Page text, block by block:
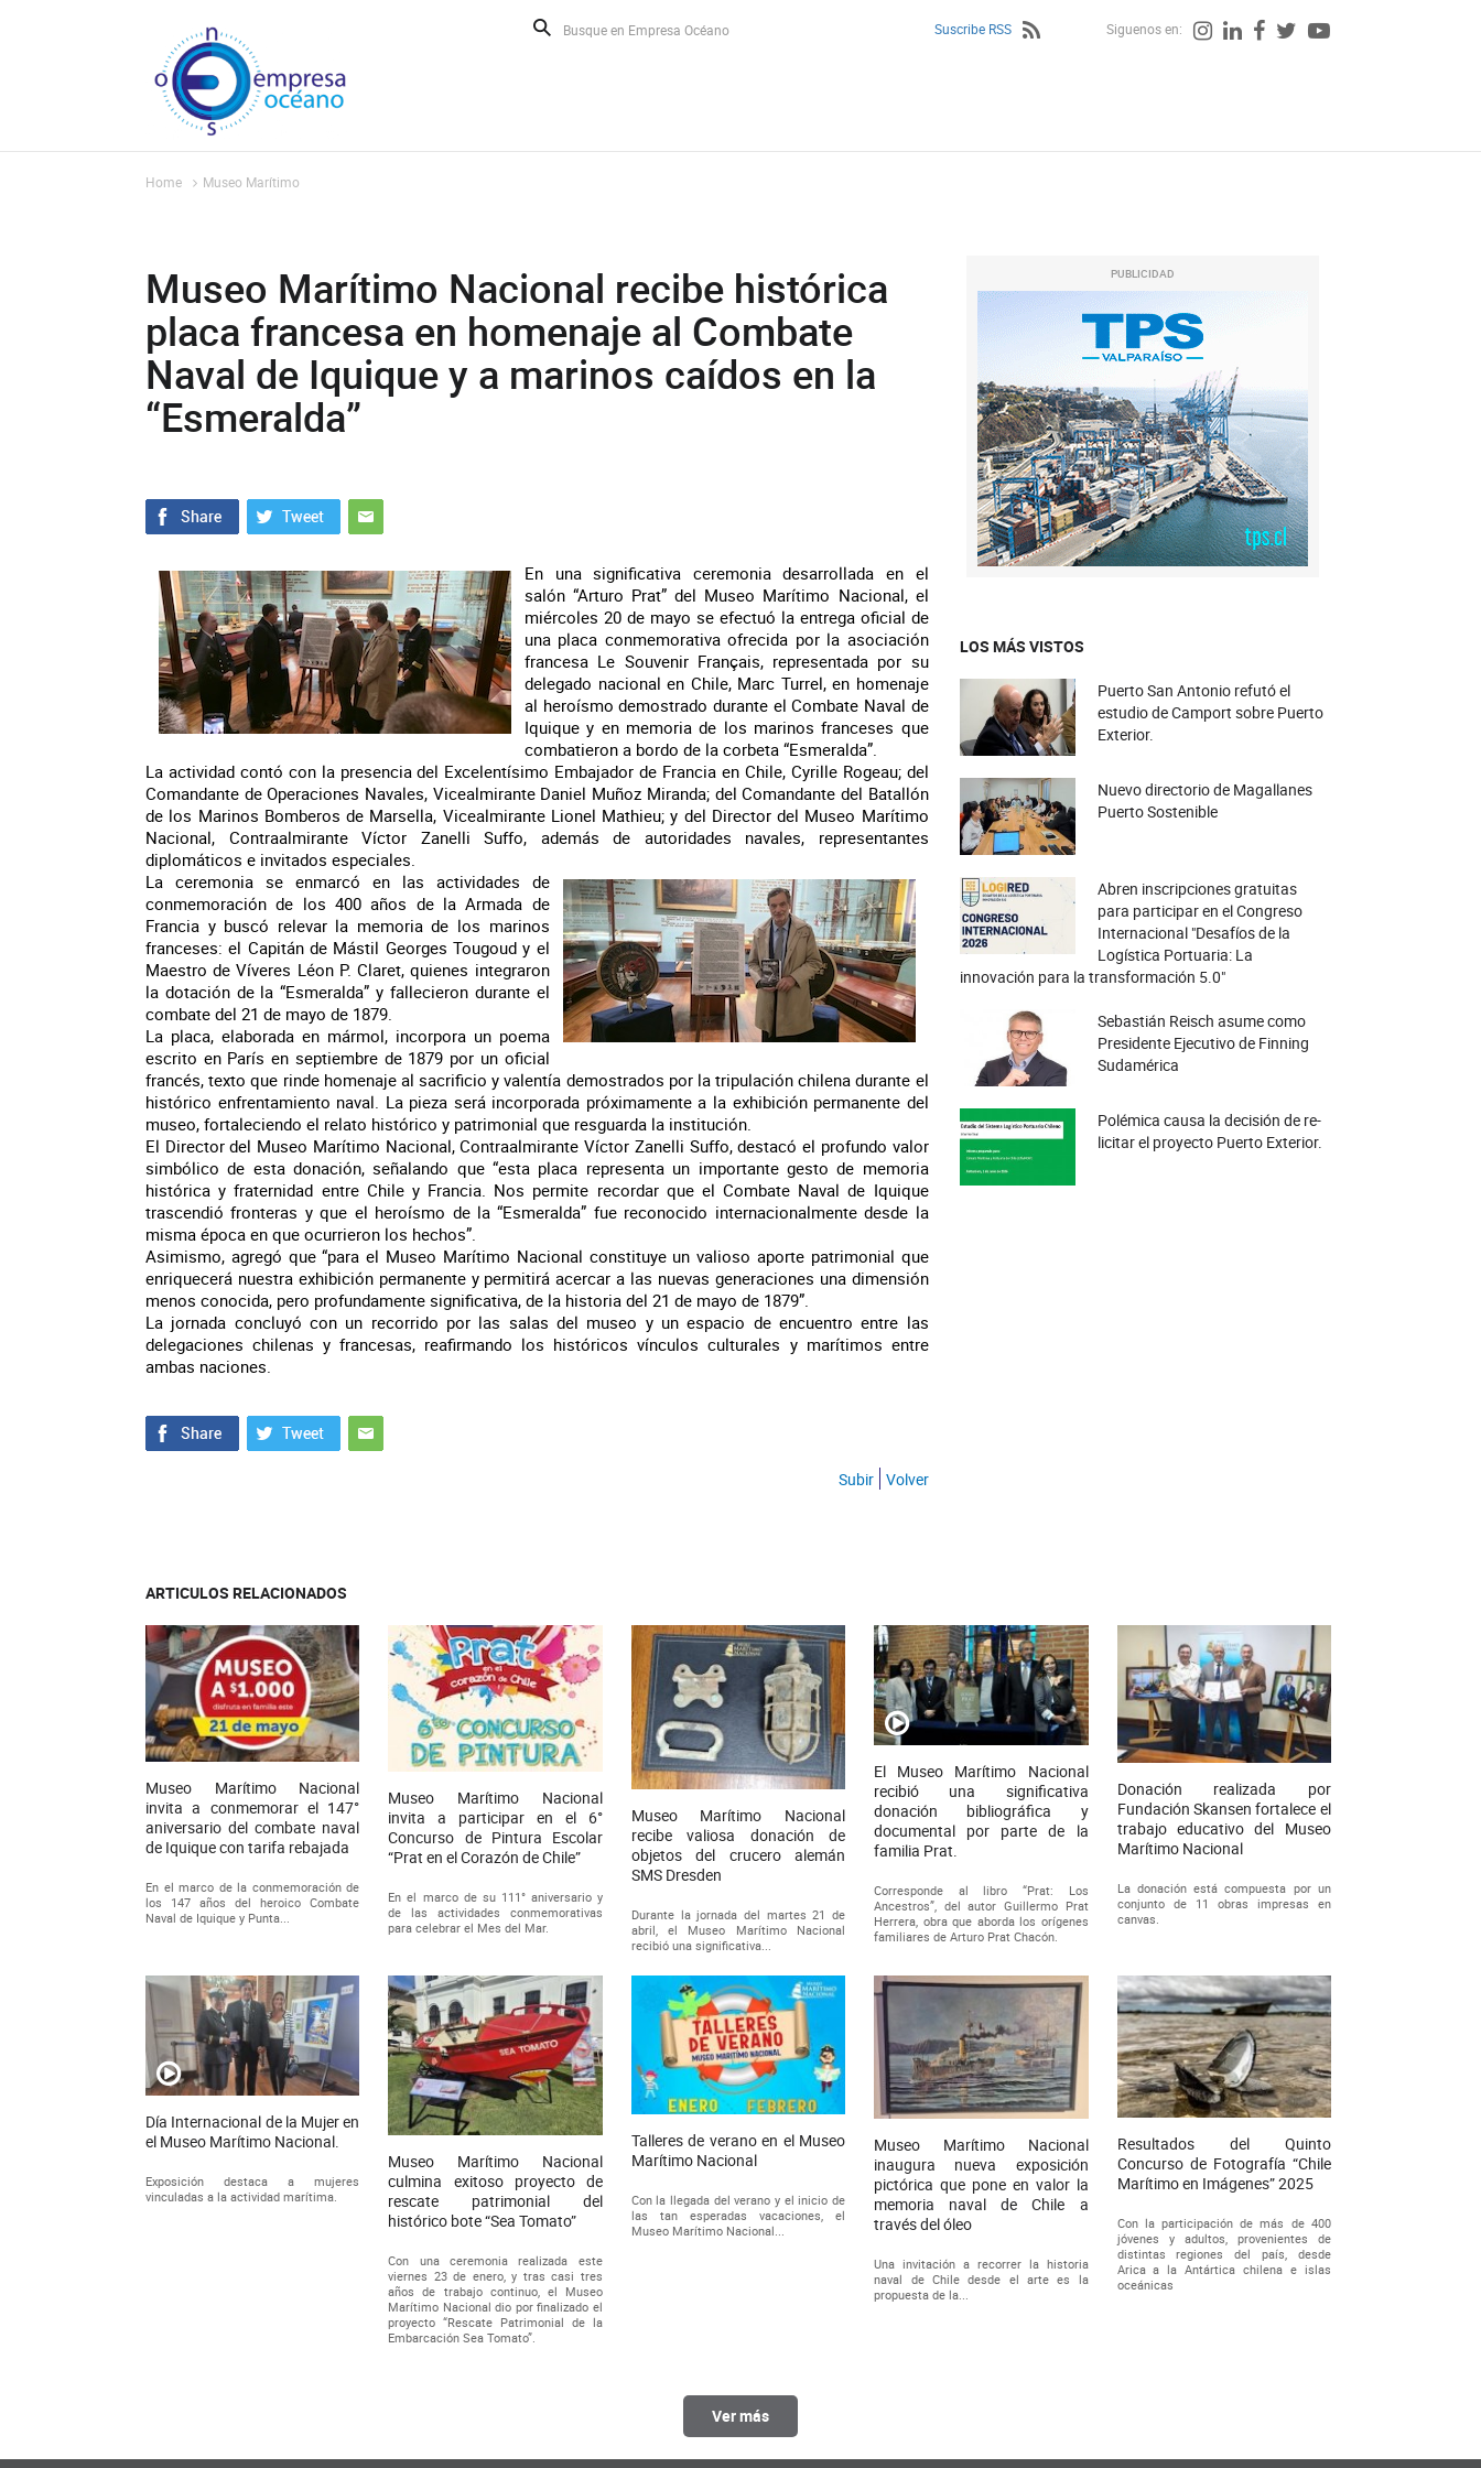
Suscribe RSS Siguenos en:
Home Museo Marítimo
Museo Marítimo Nacional recibe histórica
placa francesa en homenaje al Combate
Naval de Iquique y a marinos caídos en la
“Esmeralda”
En una significativa ceremonia desarrollada en el
salón “Arturo Prat” del Museo Marítimo Nacional, el
miércoles 20 de mayo se efectuó la entrega oficial de
una placa conmemorativa ofrecida por la asociación
francesa Le Souvenir Français, representada por su
delegado nacional en Chile, Marc Turrel, en homenaje
al heroísmo demostrado durante el Combate Naval de
Iquique y en memoria de los marinos franceses que
combatieron a bordo de la corbeta “Esmeralda”.
La actividad contó con la presencia del Excelentísimo Embajador de Francia en Chile, Cyrille Rogeau; del
Comandante de Operaciones Navales, Vicealmirante Daniel Muñoz Miranda; del Comandante del Batallón
de los Marinos Bomberos de Marsella, Vicealmirante Lionel Mathieu; y del Director del Museo Marítimo
Nacional, Contraalmirante Víctor Zanelli Suffo, además de autoridades navales, representantes
diplomáticos e invitados especiales.
La ceremonia se enmarcó en las actividades de
conmemoración de los 400 años de la Armada de
Francia y buscó relevar la memoria de los marinos
franceses: el Capitán de Mástil Georges Tougoud y el
Maestro de Víveres Léon P. Claret, quienes integraron
la dotación de la “Esmeralda” y fallecieron durante el
combate del 21 de mayo de 1879.
La placa, elaborada en mármol, incorpora un poema
escrito en París en septiembre de 1879 por un oficial
francés, texto que rinde homenaje al sacrificio y valentía demostrados por la tripulación chilena durante el
histórico enfrentamiento naval. La pieza será incorporada próximamente a la exhibición permanente del
museo, fortaleciendo el relato histórico y patrimonial que resguarda la institución.
El Director del Museo Marítimo Nacional, Contraalmirante Víctor Zanelli Suffo, destacó el profundo valor
simbólico de esta donación, señalando que “esta placa representa un importante gesto de memoria
histórica y fraternidad entre Chile y Francia. Nos permite recordar que el Combate Naval de Iquique
trascendió fronteras y que el heroísmo de la “Esmeralda” fue reconocido internacionalmente desde la
misma época en que ocurrieron los hechos”.
Asimismo, agregó que “para el Museo Marítimo Nacional constituye un valioso aporte patrimonial que
enriquecerá nuestra exhibición permanente y permitirá acercar a las nuevas generaciones una dimensión
menos conocida, pero profundamente significativa, de la historia del 21 de mayo de 1879”.
La jornada concluyó con un recorrido por las salas del museo y un espacio de encuentro entre las
delegaciones chilenas y francesas, reafirmando los históricos vínculos culturales y marítimos entre
ambas naciones.
Subir Volver
PUBLICIDAD
LOS MÁS VISTOS
Puerto San Antonio refutó el
estudio de Camport sobre Puerto
Exterior.
Nuevo directorio de Magallanes
Puerto Sostenible
Abren inscripciones gratuitas
para participar en el Congreso
Internacional "Desafíos de la
Logística Portuaria: La
innovación para la transformación 5.0"
Sebastián Reisch asume como
Presidente Ejecutivo de Finning
Sudamérica
Polémica causa la decisión de re-
licitar el proyecto Puerto Exterior.
ARTICULOS RELACIONADOS
Museo Marítimo Nacional
invita a conmemorar el 147°
aniversario del combate naval
de Iquique con tarifa rebajada
En el marco de la conmemoración de
los 147 años del heroico Combate
Naval de Iquique y Punta...
Museo Marítimo Nacional
invita a participar en el 6°
Concurso de Pintura Escolar
“Prat en el Corazón de Chile”
En el marco de su 111° aniversario y
de las actividades conmemorativas
para celebrar el Mes del Mar.
Museo Marítimo Nacional
recibe valiosa donación de
objetos del crucero alemán
SMS Dresden
Durante la jornada del martes 21 de
abril, el Museo Marítimo Nacional
recibió una significativa...
El Museo Marítimo Nacional
recibió una significativa
donación bibliográfica y
documental por parte de la
familia Prat.
Corresponde al libro “Prat: Los
Ancestros”, del autor Guillermo Prat
Herrera, obra que aborda los orígenes
familiares de Arturo Prat Chacón.
Donación realizada por
Fundación Skansen fortalece el
trabajo educativo del Museo
Marítimo Nacional
La donación está compuesta por un
conjunto de 11 obras impresas en
canvas.
Día Internacional de la Mujer en
el Museo Marítimo Nacional.
Exposición destaca a mujeres
vinculadas a la actividad marítima.
Museo Marítimo Nacional
culmina exitoso proyecto de
rescate patrimonial del
histórico bote “Sea Tomato”
Con una ceremonia realizada este
viernes 23 de enero, y tras casi tres
años de trabajo continuo, el Museo
Marítimo Nacional dio por finalizado el
proyecto “Rescate Patrimonial de la
Embarcación Sea Tomato”.
Talleres de verano en el Museo
Marítimo Nacional
Con la llegada del verano y el inicio de
las tan esperadas vacaciones, el
Museo Marítimo Nacional...
Museo Marítimo Nacional
inaugura nueva exposición
pictórica que pone en valor la
memoria naval de Chile a
través del óleo
Una invitación a recorrer la historia
naval de Chile desde el arte es la
propuesta de la...
Resultados del Quinto
Concurso de Fotografía “Chile
Marítimo en Imágenes” 2025
Con la participación de más de 400
jóvenes y adultos, provenientes de
distintas regiones del país, desde
Arica a la Antártica chilena e islas
oceánicas
Ver más